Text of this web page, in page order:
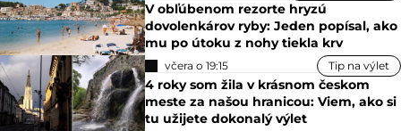
V obľúbenom rezorte hryzú
dovolenkárov ryby: Jeden popísal, ako
mu po útoku z nohy tiekla krv
včera o 19:15 Tip na výlet
4 roky som žila v krásnom českom
meste za našou hranicou: Viem, ako si
tu užijete dokonalý výlet